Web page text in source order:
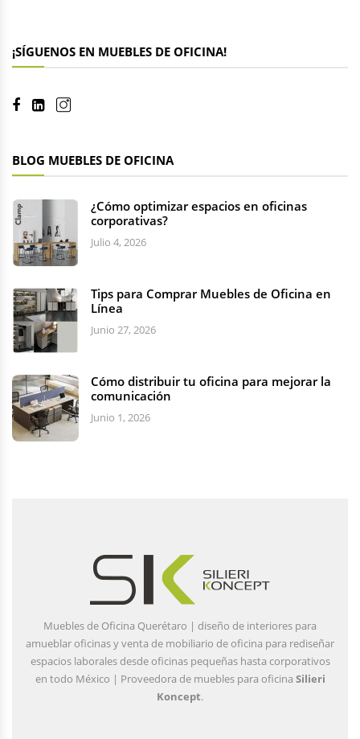
¡SÍGUENOS EN MUEBLES DE OFICINA!
BLOG MUEBLES DE OFICINA
¿Cómo optimizar espacios en oficinas
corporativas?
Julio 4, 2026
Tips para Comprar Muebles de Oficina en
Línea
Junio 27, 2026
Cómo distribuir tu oficina para mejorar la
comunicación
Junio 1, 2026
Muebles de Oficina Querétaro | diseño de interiores para
amueblar oficinas y venta de mobiliario de oficina para rediseñar
espacios laborales desde oficinas pequeñas hasta corporativos
en todo México | Proveedora de muebles para oficina Silieri
Koncept.